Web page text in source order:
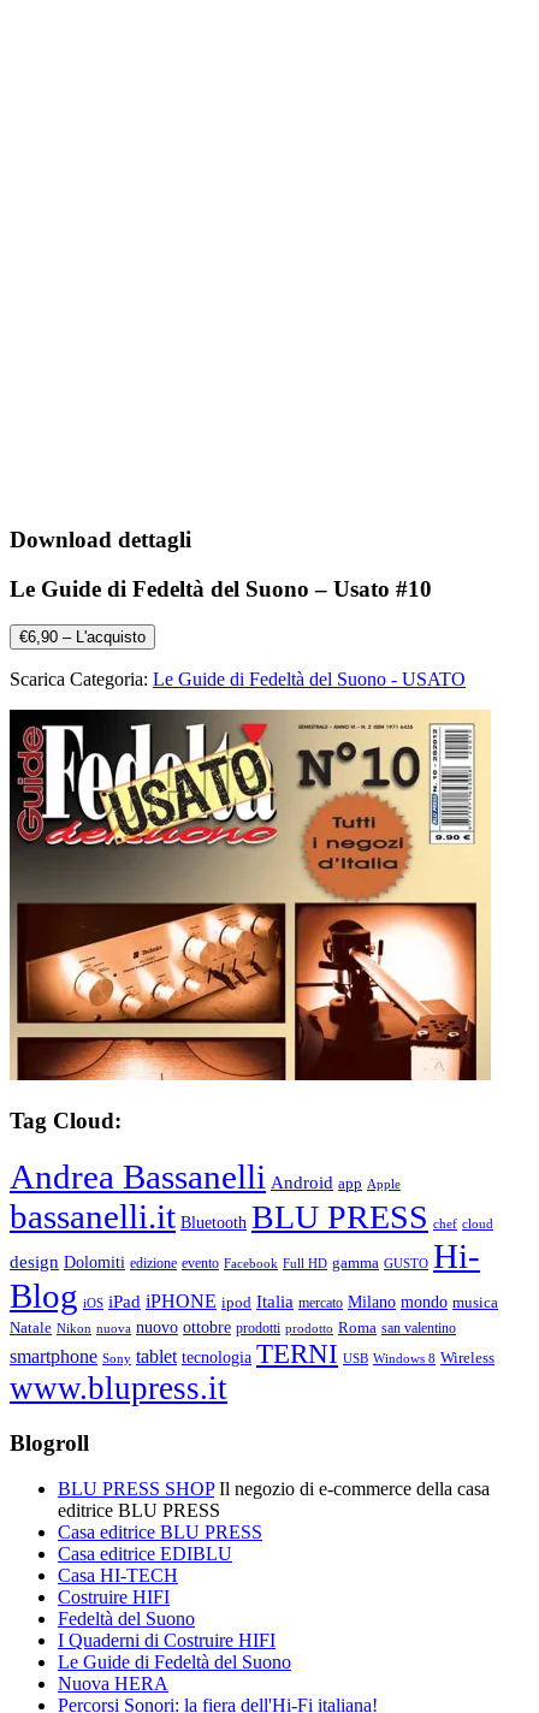
Download dettagli
Le Guide di Fedeltà del Suono – Usato #10
€6,90 – L'acquisto
Scarica Categoria: Le Guide di Fedeltà del Suono - USATO
Tag Cloud:
Andrea Bassanelli Android app Apple
bassanelli.it Bluetooth BLU PRESS chef cloud
design Dolomiti edizione evento Facebook Full HD gamma GUSTO Hi-
Blog iOS iPad iPHONE ipod Italia mercato Milano mondo musica
Natale Nikon nuova nuovo ottobre prodotti prodotto Roma san valentino
smartphone Sony tablet tecnologia TERNI USB Windows 8 Wireless
www.blupress.it
Blogroll
BLU PRESS SHOPIl negozio di e-commerce della casa
editrice BLU PRESS
Casa editrice BLU PRESS
Casa editrice EDIBLU
Casa HI-TECH
Costruire HIFI
Fedeltà del Suono
I Quaderni di Costruire HIFI
Le Guide di Fedeltà del Suono
Nuova HERA
Percorsi Sonori: la fiera dell'Hi-Fi italiana!